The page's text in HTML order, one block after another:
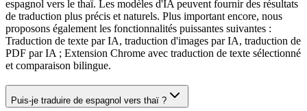
espagnol vers le thaï. Les modèles d'IA peuvent fournir des résultats
de traduction plus précis et naturels. Plus important encore, nous
proposons également les fonctionnalités puissantes suivantes :
Traduction de texte par IA, traduction d'images par IA, traduction de
PDF par IA ; Extension Chrome avec traduction de texte sélectionné
et comparaison bilingue.
Puis-je traduire de espagnol vers thaï ?